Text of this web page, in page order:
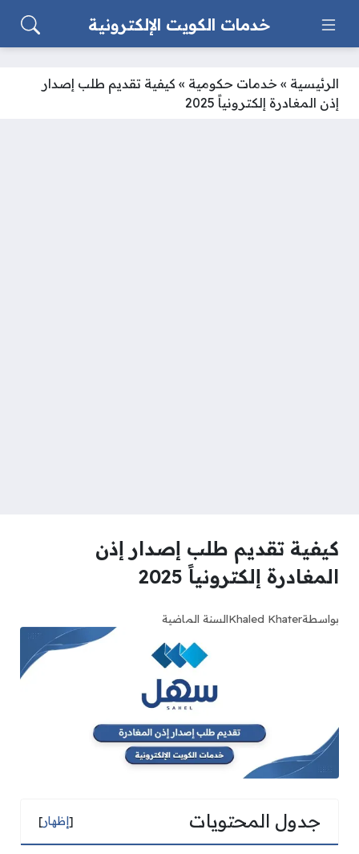
خدمات الكويت الإلكترونية
الرئيسية » خدمات حكومية » كيفية تقديم طلب إصدار
إذن المغادرة إلكترونياً 2025
كيفية تقديم طلب إصدار إذن
المغادرة إلكترونياً 2025
بواسطةKhaled Khaterالسنة الماضية
جدول المحتويات [إظهار]